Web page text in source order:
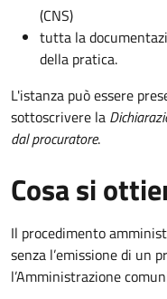
(CNS)
tutta la
della pratica.
L'istanza può essere
sottoscrivere la
dal procuratore.
Cosa si
Il procedimento
senza l’emissione di un
l’Amministrazione